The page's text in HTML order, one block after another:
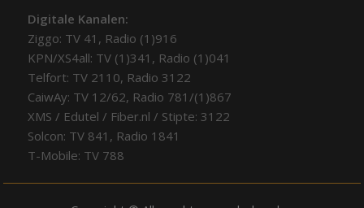
Digitale Kanalen:
Ziggo: TV 41, Radio (1)916
KPN/XS4all: TV (1)341, Radio (1)041
Telfort: TV 2110, Radio 3122
CaiwAy: TV 12/62, Radio 781/(1)867
XMS / Edutel / Fiber.nl / Stipte: 3122
Solcon: TV 841, Radio 1841
T-Mobile: TV 788